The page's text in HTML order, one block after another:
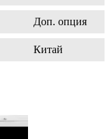
Доп. опция
Китай